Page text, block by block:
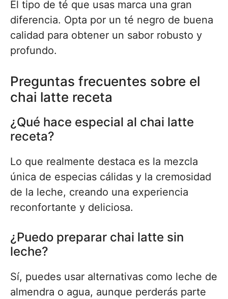
El tipo de té que usas marca una gran
diferencia. Opta por un té negro de buena
calidad para obtener un sabor robusto y
profundo.
Preguntas frecuentes sobre el
chai latte receta
¿Qué hace especial al chai latte
receta?
Lo que realmente destaca es la mezcla
única de especias cálidas y la cremosidad
de la leche, creando una experiencia
reconfortante y deliciosa.
¿Puedo preparar chai latte sin
leche?
Sí, puedes usar alternativas como leche de
almendra o agua, aunque perderás parte